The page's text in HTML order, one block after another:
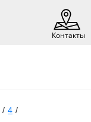
Контакты
/ 4 /